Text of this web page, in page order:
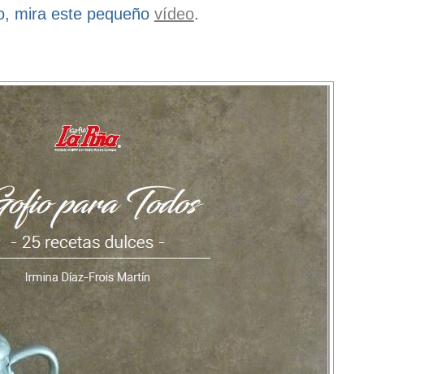
mira este pequeño vídeo.